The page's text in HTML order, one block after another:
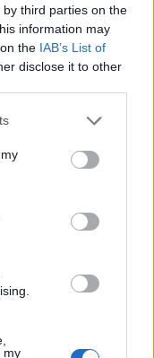
third parties on the
information may
the IAB’s List of
disclose it to other
or more Google
You may click to
third-party tags to
in below Google
my